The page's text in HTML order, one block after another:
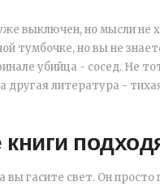
выключен, но мысли не
тумбочке, но вы не
убийца - сосед. Не
другая литература -
вы гасите свет. Он